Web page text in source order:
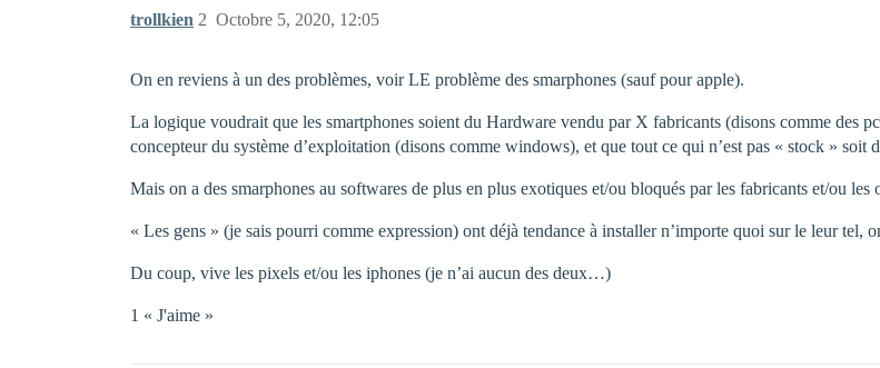
trollkien Octobre 5, 2020, 12:05
2
On en reviens à un des problèmes, voir LE problème des smarphones (sauf pour apple).
La logique voudrait que les smartphones soient du Hardware vendu par X fabricants (disons comme des
concepteur du système d’exploitation (disons comme windows), et que tout ce qui n’est pas « stock » soit
Mais on a des smarphones au softwares de plus en plus exotiques et/ou bloqués par les fabricants et/ou les
« Les gens » (je sais pourri comme expression) ont déjà tendance à installer n’importe quoi sur le leur tel,
Du coup, vive les pixels et/ou les iphones (je n’ai aucun des deux…)
1 « J'aime »